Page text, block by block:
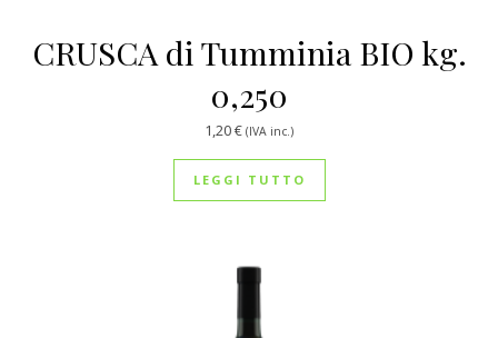
CRUSCA di Tumminia BIO kg.
0,250
1,20€ (IVA inc.)
LEGGI TUTTO